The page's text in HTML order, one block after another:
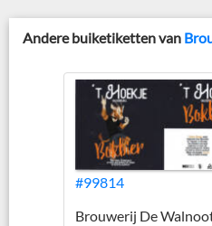
Andere buiketiketten van
#99814
Brouwerij De